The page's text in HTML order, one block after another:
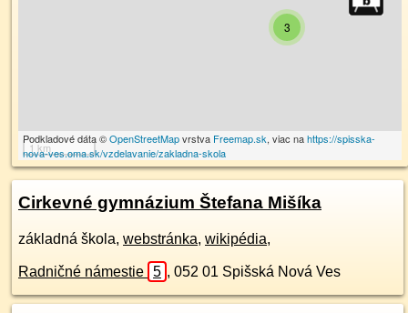
3
1 km
Podkladové dáta ©OpenStreetMapvrstva Freemap.sk, viac nahttps://spisska-
nova-ves.oma.sk/vzdelavanie/zakladna-skola
Cirkevné gymnázium Štefana Mišíka
základná škola, webstránka, wikipédia,
Radničné námestie 5 , 052 01 Spišská Nová Ves